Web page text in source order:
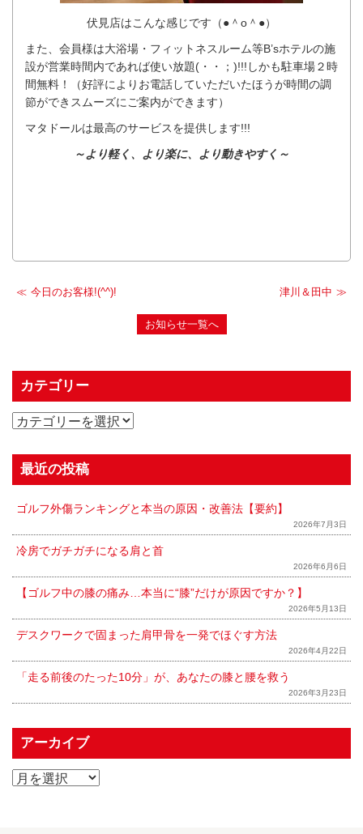
伏見店はこんな感じです（●＾o＾●）
また、会員様は大浴場・フィットネスルーム等B’sホテルの施
設が営業時間内であれば使い放題(・・；)!!!しかも駐車場２時
間無料！（好評によりお電話していただいたほうが時間の調
節ができスムーズにご案内ができます）
マタドールは最高のサービスを提供します!!!
～より軽く、より楽に、より動きやすく～
今日のお客様!(^^)! 津川＆田中
お知らせ一覧へ
カテゴリー
最近の投稿
ゴルフ外傷ランキングと本当の原因・改善法【要約】
2026年7月3日
冷房でガチガチになる肩と首
2026年6月6日
【ゴルフ中の膝の痛み…本当に“膝”だけが原因ですか？】
2026年5月13日
デスクワークで固まった肩甲骨を一発でほぐす方法
2026年4月22日
「走る前後のたった10分」が、あなたの膝と腰を救う
2026年3月23日
アーカイブ